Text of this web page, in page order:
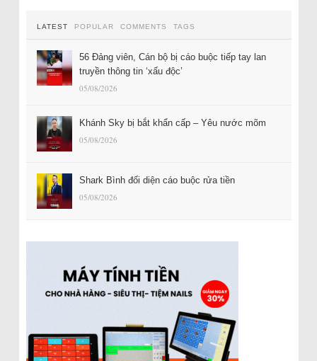
LATEST POPULAR COMMENTS TAGS
56 Đảng viên, Cán bộ bị cáo buộc tiếp tay lan
truyền thông tin ‘xấu độc’
05/08/2026
Khánh Sky bị bắt khẩn cấp – Yêu nước mõm
05/08/2026
Shark Bình đối diện cáo buộc rửa tiền
05/08/2026